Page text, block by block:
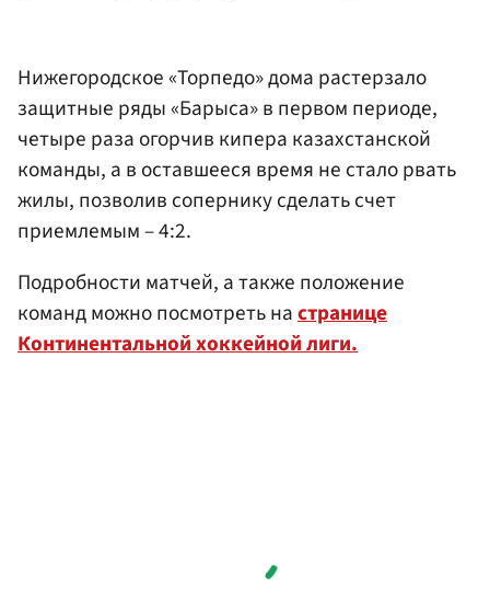
Нижегородское «Торпедо» дома растерзало
защитные ряды «Барыса» в первом периоде,
четыре раза огорчив кипера казахстанской
команды, а в оставшееся время не стало рвать
жилы, позволив сопернику сделать счет
приемлемым – 4:2.
Подробности матчей, а также положение
команд можно посмотреть настранице
Континентальной хоккейной лиги.